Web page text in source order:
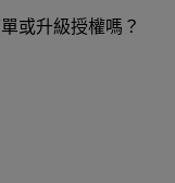
或升級授權嗎？